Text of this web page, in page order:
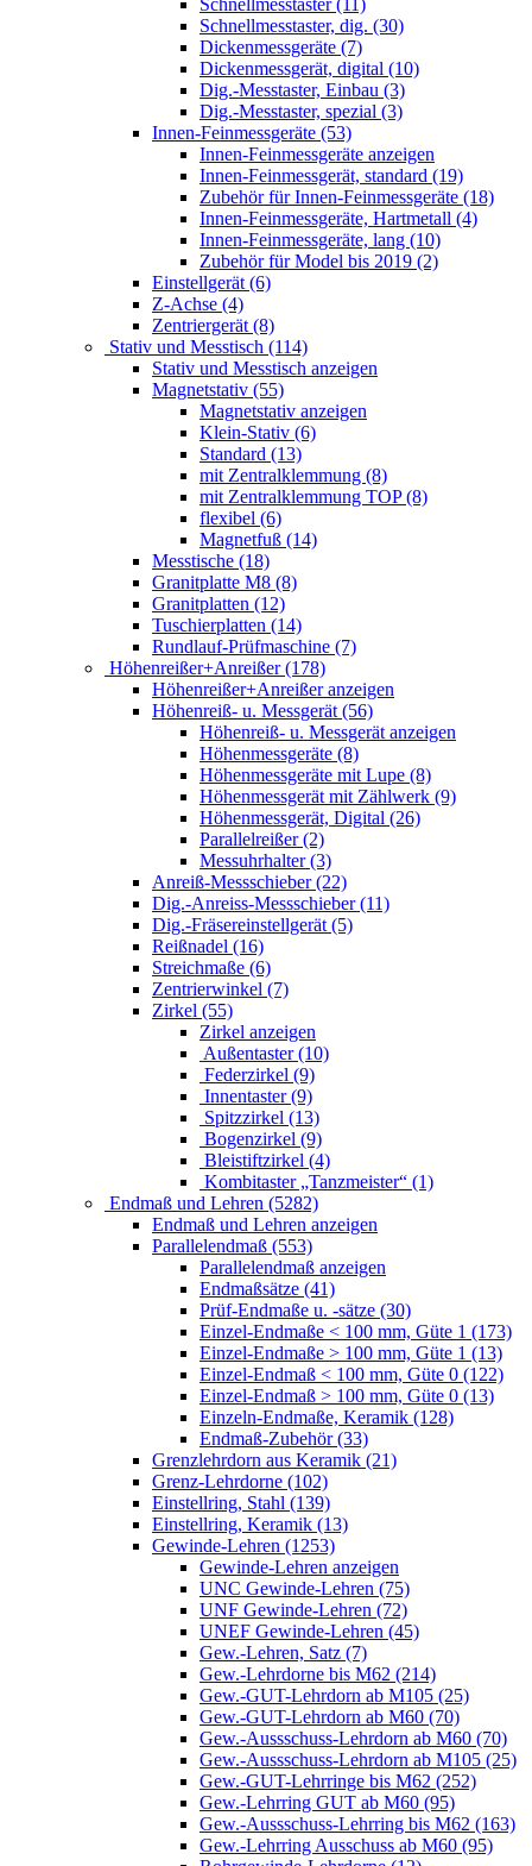
Schnellmesstaster, dig. (30)
Dickenmessgeräte (7)
Dickenmessgerät, digital (10)
Dig.-Messtaster, Einbau (3)
Dig.-Messtaster, spezial (3)
Innen-Feinmessgeräte (53)
Innen-Feinmessgeräte anzeigen
Innen-Feinmessgerät, standard (19)
Zubehör für Innen-Feinmessgeräte (18)
Innen-Feinmessgeräte, Hartmetall (4)
Innen-Feinmessgeräte, lang (10)
Zubehör für Model bis 2019 (2)
Einstellgerät (6)
Z-Achse (4)
Zentriergerät (8)
Stativ und Messtisch (114)
Stativ und Messtisch anzeigen
Magnetstativ (55)
Magnetstativ anzeigen
Klein-Stativ (6)
Standard (13)
mit Zentralklemmung (8)
mit Zentralklemmung TOP (8)
flexibel (6)
Magnetfuß (14)
Messtische (18)
Granitplatte M8 (8)
Granitplatten (12)
Tuschierplatten (14)
Rundlauf-Prüfmaschine (7)
Höhenreißer+Anreißer (178)
Höhenreißer+Anreißer anzeigen
Höhenreiß- u. Messgerät (56)
Höhenreiß- u. Messgerät anzeigen
Höhenmessgeräte (8)
Höhenmessgeräte mit Lupe (8)
Höhenmessgerät mit Zählwerk (9)
Höhenmessgerät, Digital (26)
Parallelreißer (2)
Messuhrhalter (3)
Anreiß-Messschieber (22)
Dig.-Anreiss-Messschieber (11)
Dig.-Fräsereinstellgerät (5)
Reißnadel (16)
Streichmaße (6)
Zentrierwinkel (7)
Zirkel (55)
Zirkel anzeigen
Außentaster (10)
Federzirkel (9)
Innentaster (9)
Spitzzirkel (13)
Bogenzirkel (9)
Bleistiftzirkel (4)
Kombitaster „Tanzmeister“ (1)
Endmaß und Lehren (5282)
Endmaß und Lehren anzeigen
Parallelendmaß (553)
Parallelendmaß anzeigen
Endmaßsätze (41)
Prüf-Endmaße u. -sätze (30)
Einzel-Endmaße < 100 mm, Güte 1 (173)
Einzel-Endmaße > 100 mm, Güte 1 (13)
Einzel-Endmaß < 100 mm, Güte 0 (122)
Einzel-Endmaß > 100 mm, Güte 0 (13)
Einzeln-Endmaße, Keramik (128)
Endmaß-Zubehör (33)
Grenzlehrdorn aus Keramik (21)
Grenz-Lehrdorne (102)
Einstellring, Stahl (139)
Einstellring, Keramik (13)
Gewinde-Lehren (1253)
Gewinde-Lehren anzeigen
UNC Gewinde-Lehren (75)
UNF Gewinde-Lehren (72)
UNEF Gewinde-Lehren (45)
Gew.-Lehren, Satz (7)
Gew.-Lehrdorne bis M62 (214)
Gew.-GUT-Lehrdorn ab M105 (25)
Gew.-GUT-Lehrdorn ab M60 (70)
Gew.-Aussschuss-Lehrdorn ab M60 (70)
Gew.-Aussschuss-Lehrdorn ab M105 (25)
Gew.-GUT-Lehrringe bis M62 (252)
Gew.-Lehrring GUT ab M60 (95)
Gew.-Aussschuss-Lehrring bis M62 (163)
Gew.-Lehrring Ausschuss ab M60 (95)